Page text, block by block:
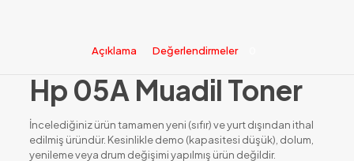
Açıklama Değerlendirmeler
Hp 05A Muadil Toner
İncelediğiniz ürün tamamen yeni (sıfır) ve yurt dışından ithal
edilmiş üründür. Kesinlikle demo (kapasitesi düşük), dolum,
yenileme veya drum değişimi yapılmış ürün değildir.